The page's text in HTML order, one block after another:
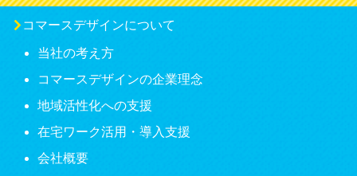
コマースデザインについて
当社の考え方
コマースデザインの企業理念
地域活性化への支援
在宅ワーク活用・導入支援
会社概要